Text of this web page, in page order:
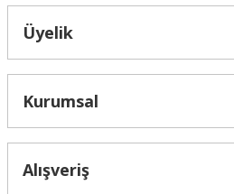
Üyelik
Kurumsal
Alışveriş